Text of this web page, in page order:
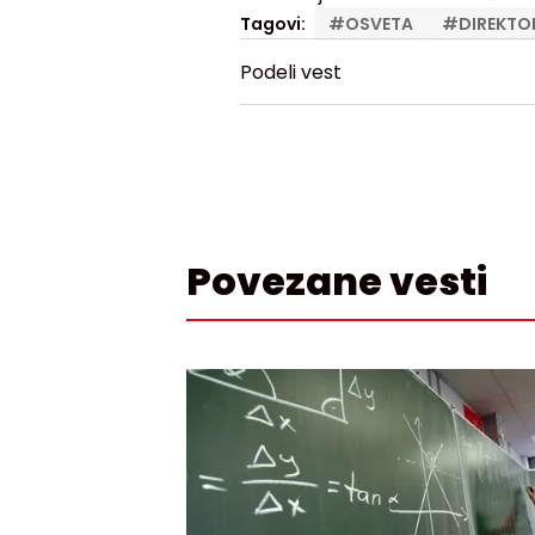
Tagovi: #OSVETA #
Podeli vest
Povezane vesti